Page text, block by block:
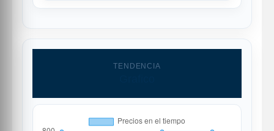
TENDENCIA